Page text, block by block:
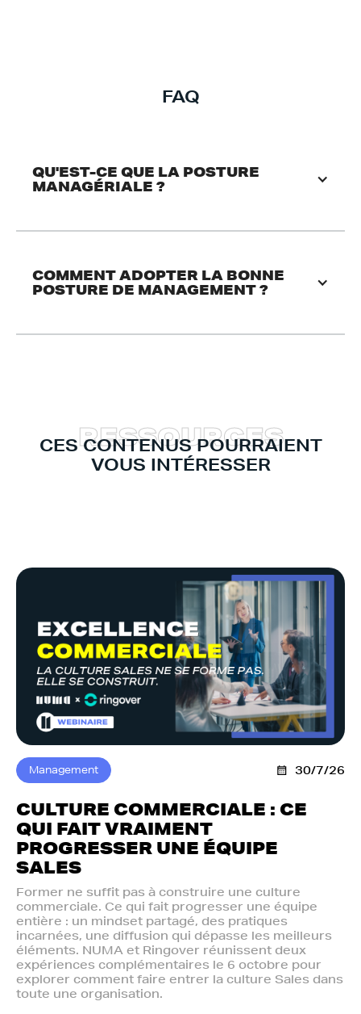
FAQ
QU'EST-CE QUE LA POSTURE
MANAGÉRIALE ?
COMMENT ADOPTER LA BONNE
POSTURE DE MANAGEMENT ?
CES CONTENUS POURRAIENT
VOUS INTÉRESSER
RESSOURCES
Management 30/7/26
CULTURE COMMERCIALE : CE
QUI FAIT VRAIMENT
PROGRESSER UNE ÉQUIPE
SALES
Former ne suffit pas à construire une culture
commerciale. Ce qui fait progresser une équipe
entière : un mindset partagé, des pratiques
incarnées, une diffusion qui dépasse les meilleurs
éléments. NUMA et Ringover réunissent deux
expériences complémentaires le 6 octobre pour
explorer comment faire entrer la culture Sales dans
toute une organisation.